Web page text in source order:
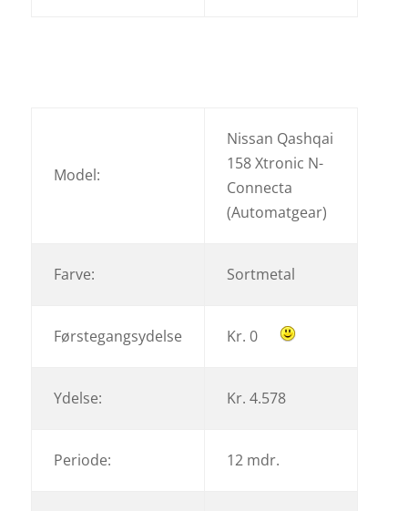
Model:
Nissan Qashqai
158 Xtronic N-
Connecta
(Automatgear)
Farve: Sortmetal
Førstegangsydelse Kr. 0
Ydelse: Kr. 4.578
Periode: 12 mdr.